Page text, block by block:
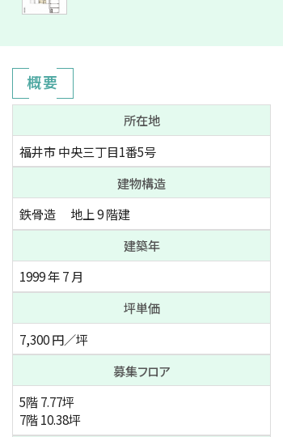
概要
所在地
福井市 中央三丁目1番5号
建物構造
鉄骨造
地上 9 階建
建築年
1999 年7 月
坪単価
7,300 円／坪
募集フロア
5階7.77坪
7階10.38坪